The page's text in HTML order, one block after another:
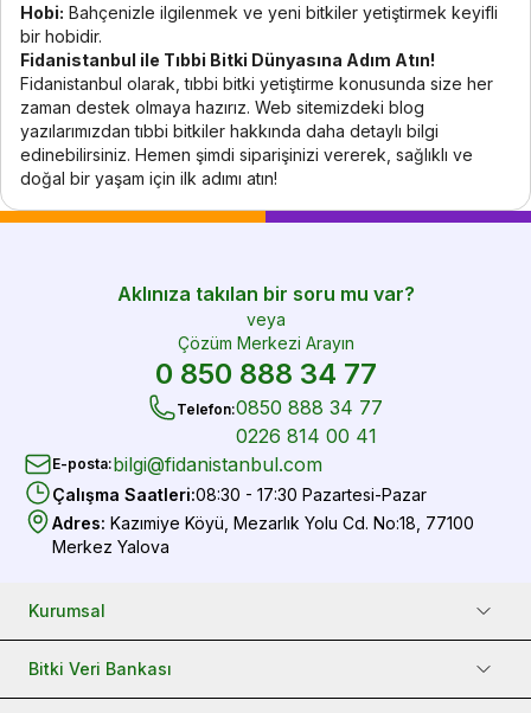
Hobi: Bahçenizle ilgilenmek ve yeni bitkiler yetiştirmek keyifli
bir hobidir.
Fidanistanbul ile Tıbbi Bitki Dünyasına Adım Atın!
Fidanistanbul olarak, tıbbi bitki yetiştirme konusunda size her
zaman destek olmaya hazırız. Web sitemizdeki blog
yazılarımızdan tıbbi bitkiler hakkında daha detaylı bilgi
edinebilirsiniz. Hemen şimdi siparişinizi vererek, sağlıklı ve
doğal bir yaşam için ilk adımı atın!
Aklınıza takılan bir soru mu var?
veya
Çözüm Merkezi Arayın
0 850 888 34 77
Telefon:0850 888 34 77
0226 814 00 41
E-posta:bilgi@fidanistanbul.com
Çalışma Saatleri:08:30 - 17:30 Pazartesi-Pazar
Adres: Kazımiye Köyü, Mezarlık Yolu Cd. No:18, 77100
Merkez Yalova
Kurumsal
Bitki Veri Bankası